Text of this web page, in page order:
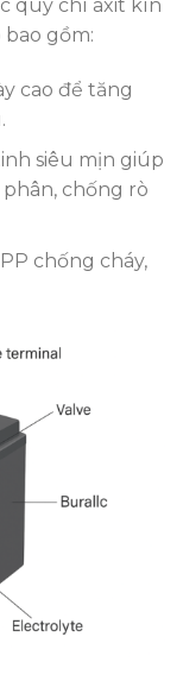
quy chì axit kín
gồm:
cao để tăng
siêu mịn giúp
chống rò
chống cháy,